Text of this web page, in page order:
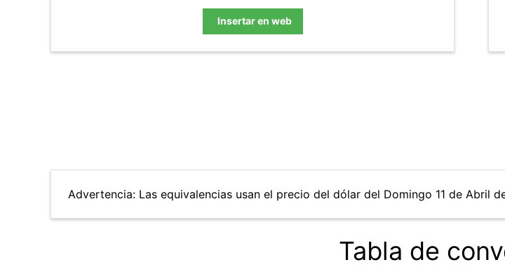
Insertar en web
Advertencia: Las equivalencias usan el precio del dólar del Domingo 11 de Abril
Tabla de